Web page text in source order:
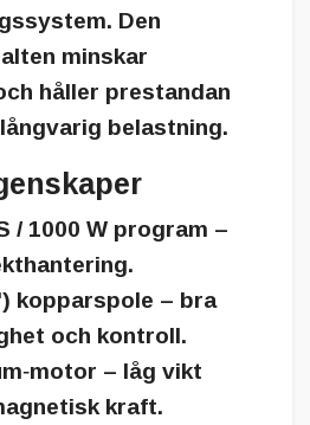
Den
minskar
håller prestandan
belastning.
/ 1000 W program –
kopparspole – bra
och kontroll.
– låg vikt
kraft.